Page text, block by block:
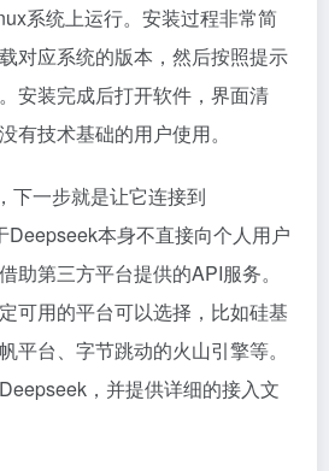
系统上运行。安装过程非常简
对应系统的版本，然后按照提示
安装完成后打开软件，界面清
有技术基础的用户使用。
下一步就是让它连接到
Deepseek本身不直接向个人用户
助第三方平台提供的API服务。
可用的平台可以选择，比如硅基
平台、字节跳动的火山引擎等。
，并提供详细的接入文